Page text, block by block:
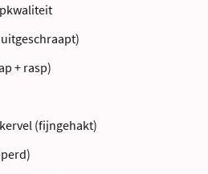
+ rasp)
(fijngehakt)